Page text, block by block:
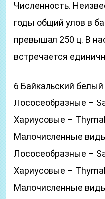
Численность.
годы общий улов в
превышал 250 ц. В
встречается
6 Байкальский
Лососеобразные –
Хариусовые –
Малочисленные
Лососеобразные –
Хариусовые –
Малочисленные